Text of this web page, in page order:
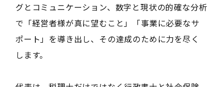
グとコミュニケーション、数字と現状の的確な分析
で「経営者様が真に望むこと」「事業に必要なサ
ポート」を導き出し、その達成のために力を尽く
します。